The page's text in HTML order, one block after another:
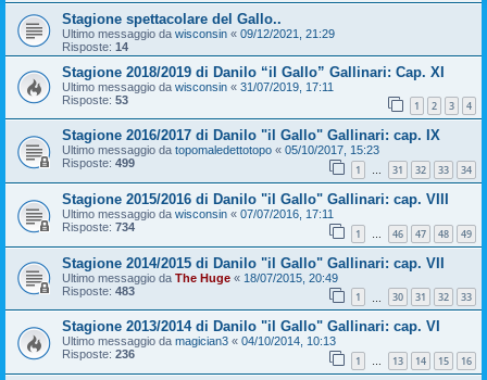
Stagione spettacolare del Gallo..
Ultimo messaggio da wisconsin « 09/12/2021, 21:29
Risposte: 14
Stagione 2018/2019 di Danilo “il Gallo” Gallinari: Cap. XI
Ultimo messaggio da wisconsin « 31/07/2019, 17:11
Risposte: 53 1 2 3 4
Stagione 2016/2017 di Danilo "il Gallo" Gallinari: cap. IX
Ultimo messaggio da topomaledettotopo « 05/10/2017, 15:23
Risposte: 499 1 … 31 32 33 34
Stagione 2015/2016 di Danilo "il Gallo" Gallinari: cap. VIII
Ultimo messaggio da wisconsin « 07/07/2016, 17:11
Risposte: 734 1 … 46 47 48 49
Stagione 2014/2015 di Danilo "il Gallo" Gallinari: cap. VII
Ultimo messaggio da The Huge « 18/07/2015, 20:49
Risposte: 483 1 30 31 32 33
Stagione 2013/2014 di Danilo "il Gallo" Gallinari: cap. VI
Ultimo messaggio da magician3 « 04/10/2014, 10:13
Risposte: 236 1 … 13 14 15 16